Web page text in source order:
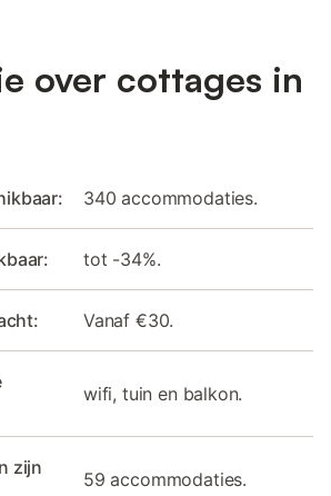
over cottages in
340 accommodaties.
tot -34%.
Vanaf €30.
wifi, tuin en balkon.
zijn
59 accommodaties.